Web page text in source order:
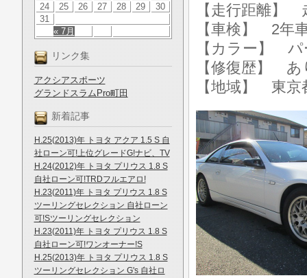
« 7月
24
25 26 27 28 29
30
31
リンク集
アクシアスポーツ
グランドスラムPro町田
新着記事
H.25(2013)年 トヨタ アクア 1.5 S 自
社ローン可!上位グレードG!ナビ、TV
H.24(2012)年 トヨタ プリウス 1.8 S
自社ローン可!TRDフルエアロ!
H.23(2011)年 トヨタ プリウス 1.8 S
ツーリングセレクション 自社ローン
可!Sツーリングセレクション
H.23(2011)年 トヨタ プリウス 1.8 S
自社ローン可!ワンオーナー!S
H.25(2013)年 トヨタ プリウス 1.8 S
ツーリングセレクション G's 自社ロ
【走行距離】
【車検】 2年
【カラー】
【修復歴】 あ
【地域】 東京